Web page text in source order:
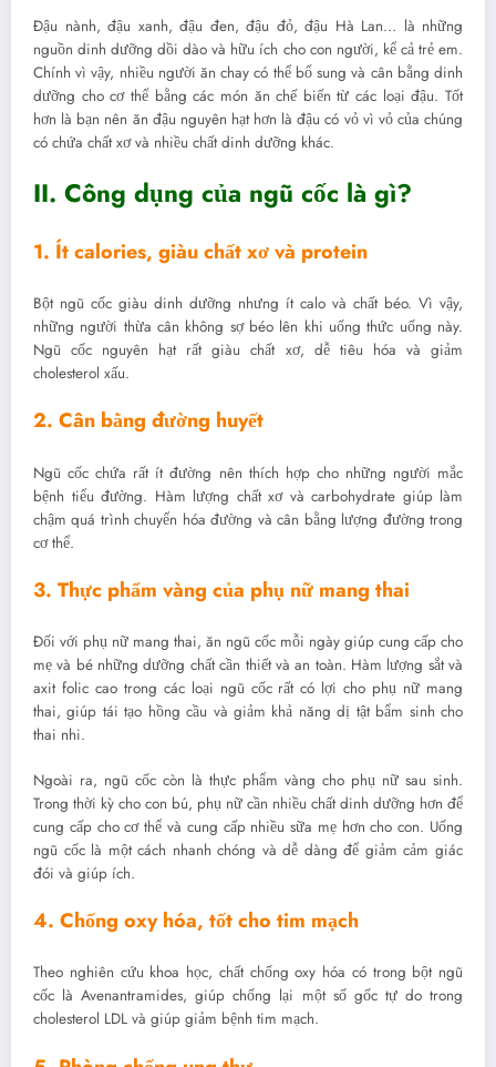
Đậu nành, đậu xanh, đậu đen, đậu đỏ, đậu Hà Lan… là những
nguồn dinh dưỡng dồi dào và hữu ích cho con người, kể cả trẻ em.
Chính vì vậy, nhiều người ăn chay có thể bổ sung và cân bằng dinh
dưỡng cho cơ thể bằng các món ăn chế biến từ các loại đậu. Tốt
hơn là bạn nên ăn đậu nguyên hạt hơn là đậu có vỏ vì vỏ của chúng
có chứa chất xơ và nhiều chất dinh dưỡng khác.
II. Công dụng của ngũ cốc là gì?
1. Ít calories, giàu chất xơ và protein
Bột ngũ cốc giàu dinh dưỡng nhưng ít calo và chất béo. Vì vậy,
những người thừa cân không sợ béo lên khi uống thức uống này.
Ngũ cốc nguyên hạt rất giàu chất xơ, dễ tiêu hóa và giảm
cholesterol xấu.
2. Cân bằng đường huyết
Ngũ cốc chứa rất ít đường nên thích hợp cho những người mắc
bệnh tiểu đường. Hàm lượng chất xơ và carbohydrate giúp làm
chậm quá trình chuyển hóa đường và cân bằng lượng đường trong
cơ thể.
3. Thực phẩm vàng của phụ nữ mang thai
Đối với phụ nữ mang thai, ăn ngũ cốc mỗi ngày giúp cung cấp cho
mẹ và bé những dưỡng chất cần thiết và an toàn. Hàm lượng sắt và
axit folic cao trong các loại ngũ cốc rất có lợi cho phụ nữ mang
thai, giúp tái tạo hồng cầu và giảm khả năng dị tật bẩm sinh cho
thai nhi.
Ngoài ra, ngũ cốc còn là thực phẩm vàng cho phụ nữ sau sinh.
Trong thời kỳ cho con bú, phụ nữ cần nhiều chất dinh dưỡng hơn để
cung cấp cho cơ thể và cung cấp nhiều sữa mẹ hơn cho con. Uống
ngũ cốc là một cách nhanh chóng và dễ dàng để giảm cảm giác
đói và giúp ích.
4. Chống oxy hóa, tốt cho tim mạch
Theo nghiên cứu khoa học, chất chống oxy hóa có trong bột ngũ
cốc là Avenantramides, giúp chống lại một số gốc tự do trong
cholesterol LDL và giúp giảm bệnh tim mạch.